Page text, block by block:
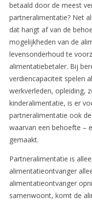
betaald door de meest
partneralimentatie? Net
dat hangt af van de
mogelijkheden van de
levensonderhoud te
alimentatiebetaler. Bij
verdiencapaciteit spelen
werkverleden, opleiding,
kinderalimentatie, is er
partneralimentatie ook
waarvan een behoefte –
gemaakt.
Partneralimentatie is
alimentatieontvanger
alimentatieontvanger
samenwoont, komt de